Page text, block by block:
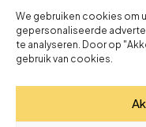
We gebruiken cookies om
gepersonaliseerde
te analyseren. Door op
gebruik van cookies.
9,000
cursussen.